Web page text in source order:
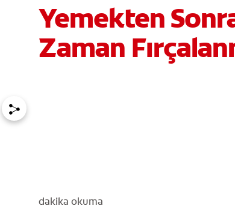
TR (TR) KAYIT OL
Yemekten
Zaman
dakika okuma